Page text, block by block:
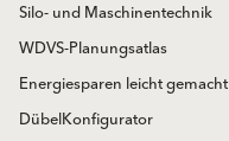
Silo- und Maschinentechnik
WDVS-Planungsatlas
Energiesparen leicht gemacht
DübelKonfigurator